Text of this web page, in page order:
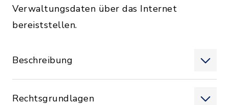
Verwaltungsdaten über das Internet
bereiststellen.
Beschreibung
Rechtsgrundlagen